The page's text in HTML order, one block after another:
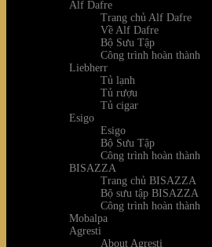
Alf Dafre
Trang chủ Alf Dafre
Về Alf Dafre
Bộ Sưu Tập
Công trình hoàn thành
Liebherr
Tủ lạnh
Tủ rượu
Tủ cigar
Esigo
Esigo
Bộ Sưu Tập
Công trình hoàn thành
BISAZZA
Trang chủ BISAZZA
Bộ sưu tập BISAZZA
Công trình hoàn thành
Mobalpa
Agresti
About Agresti